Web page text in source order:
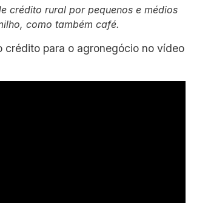
crédito rural por pequenos e médios
como também café.
crédito para o agronegócio no vídeo